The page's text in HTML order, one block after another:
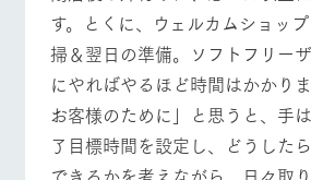
す。とくに、ウェルカムショッ
掃＆翌日の準備。ソフトフリー
にやればやるほど時間はかかり
お客様のために」と思うと、手
了目標時間を設定し、どうした